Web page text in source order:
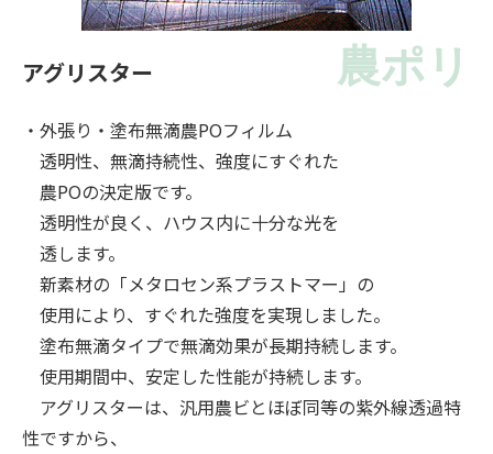
農ポリ
アグリスター
・外張り・塗布無滴農POフィルム
透明性、無滴持続性、強度にすぐれた
農POの決定版です。
透明性が良く、ハウス内に十分な光を
透します。
新素材の「メタロセン系プラストマー」の
使用により、すぐれた強度を実現しました。
塗布無滴タイプで無滴効果が長期持続します。
使用期間中、安定した性能が持続します。
アグリスターは、汎用農ビとほぼ同等の紫外線透過特
性ですから、